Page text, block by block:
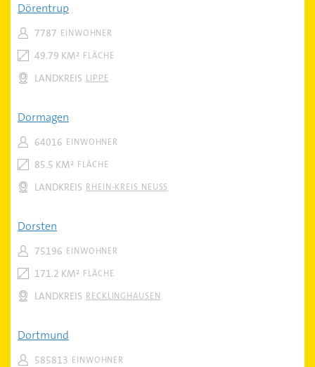
Dörentrup
EINWOHNER
7787
FLÄCHE
49.79 KM²
LIPPE
LANDKREIS
Dormagen
EINWOHNER
64016
FLÄCHE
85.5 KM²
RHEIN-KREIS NEUSS
LANDKREIS
Dorsten
EINWOHNER
75196
FLÄCHE
171.2 KM²
RECKLINGHAUSEN
LANDKREIS
Dortmund
EINWOHNER
585813